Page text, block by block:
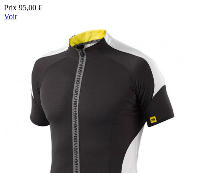
Prix 95,00 €
Voir